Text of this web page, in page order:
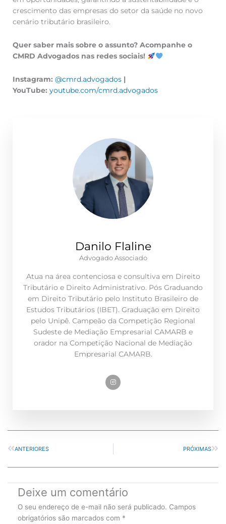
crescimento das empresas do setor da saúde no novo
cenário tributário brasileiro.
Quer saber mais sobre o assunto? Acompanhe o
CMRD Advogados nas redes sociais!
Instagram: @cmrd.advogados |
YouTube: youtube.com/cmrd.advogados
Danilo Flaline
Advogado Associado
Atua na área contenciosa e consultiva em Direito
Tributário e Direito Administrativo. Pós Graduando
em Direito Tributário pelo Instituto Brasileiro de
Estudos Tributários (IBET). Graduação em Direito
pelo Unipê. Campeão da Competição Regional
Sudeste de Mediação Empresarial CAMARB e
orador na Competição Nacional de Mediação
Empresarial CAMARB.
ANTERIORES PRÓXIMAS
Deixe um comentário
O seu endereço de e-mail não será publicado. Campos
obrigatórios são marcados com *